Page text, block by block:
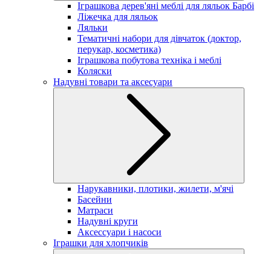
Іграшкова дерев'яні меблі для ляльок Барбі
Ліжечка для ляльок
Ляльки
Тематичні набори для дівчаток (доктор,
перукар, косметика)
Іграшкова побутова техніка і меблі
Коляски
Надувні товари та аксесуари
Нарукавники, плотики, жилети, м'ячі
Басейни
Матраси
Надувні круги
Аксессуари і насоси
Іграшки для хлопчиків